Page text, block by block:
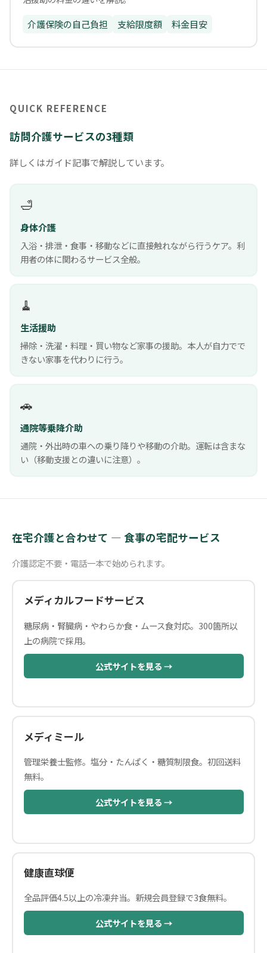
介護保険の自己負担 支給限度額 料金目安
QUICK REFERENCE
訪問介護サービスの3種類
詳しくはガイド記事で解説しています。
🛁
身体介護
入浴・排泄・食事・移動などに直接触れながら行うケア。利
用者の体に関わるサービス全般。
🧹
生活援助
掃除・洗濯・料理・買い物など家事の援助。本人が自力でで
きない家事を代わりに行う。
🚗
通院等乗降介助
通院・外出時の車への乗り降りや移動の介助。運転は含まな
い（移動支援との違いに注意）。
在宅介護と合わせて — 食事の宅配サービス
介護認定不要・電話一本で始められます。
メディカルフードサービス
糖尿病・腎臓病・やわらか食・ムース食対応。300箇所以
上の病院で採用。
公式サイトを見る →
メディミール
管理栄養士監修。塩分・たんぱく・糖質制限食。初回送料
無料。
公式サイトを見る →
健康直球便
全品評価4.5以上の冷凍弁当。新規会員登録で3食無料。
公式サイトを見る →